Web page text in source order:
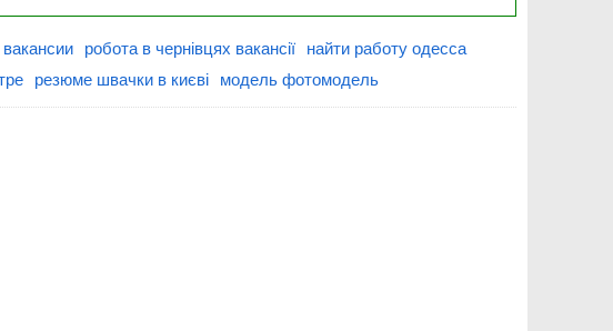
робота в чернівцях вакансії
найти работу одесса
резюме швачки в києві модель фотомодель